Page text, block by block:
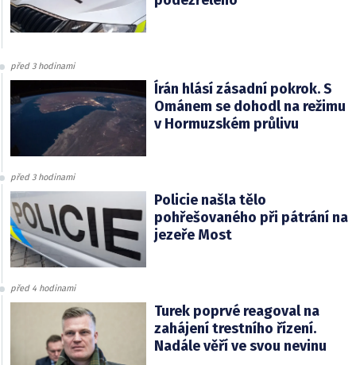
před 3 hodinami
Írán hlásí zásadní pokrok. S
Ománem se dohodl na režimu
v Hormuzském průlivu
před 3 hodinami
Policie našla tělo
pohřešovaného při pátrání na
jezeře Most
před 4 hodinami
Turek poprvé reagoval na
zahájení trestního řízení.
Nadále věří ve svou nevinu